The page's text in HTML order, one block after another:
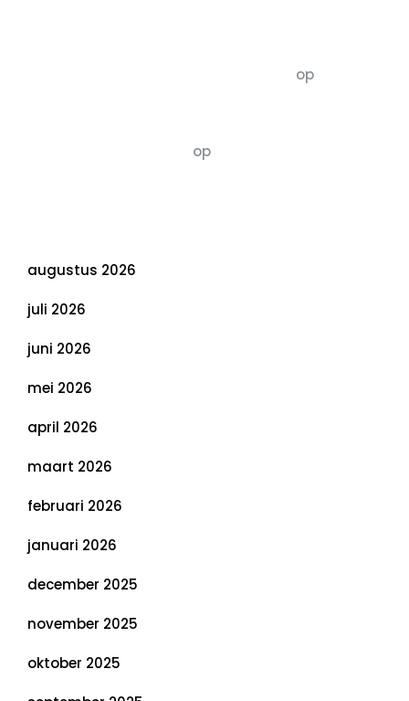
op
op
augustus 2026
juli 2026
juni 2026
mei 2026
april 2026
maart 2026
februari 2026
januari 2026
december 2025
november 2025
oktober 2025